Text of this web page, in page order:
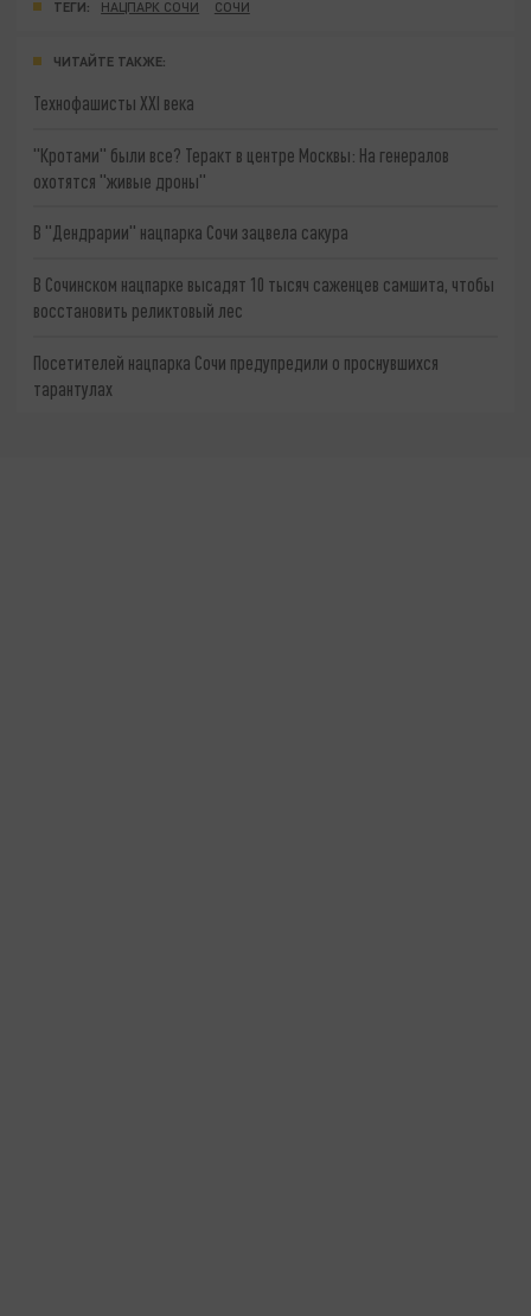
ТЕГИ: НАЦПАРК СОЧИ СОЧИ
ЧИТАЙТЕ ТАКЖЕ:
Технофашисты XXI века
"Кротами" были все? Теракт в центре Москвы: На генералов
охотятся "живые дроны"
В "Дендрарии" нацпарка Сочи зацвела сакура
В Сочинском нацпарке высадят 10 тысяч саженцев самшита, чтобы
восстановить реликтовый лес
Посетителей нацпарка Сочи предупредили о проснувшихся
тарантулах